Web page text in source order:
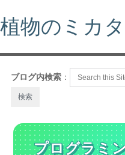
植物のミカタ
ブログ内検索 ：
プログラミ